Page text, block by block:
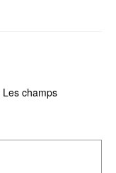
Les champs